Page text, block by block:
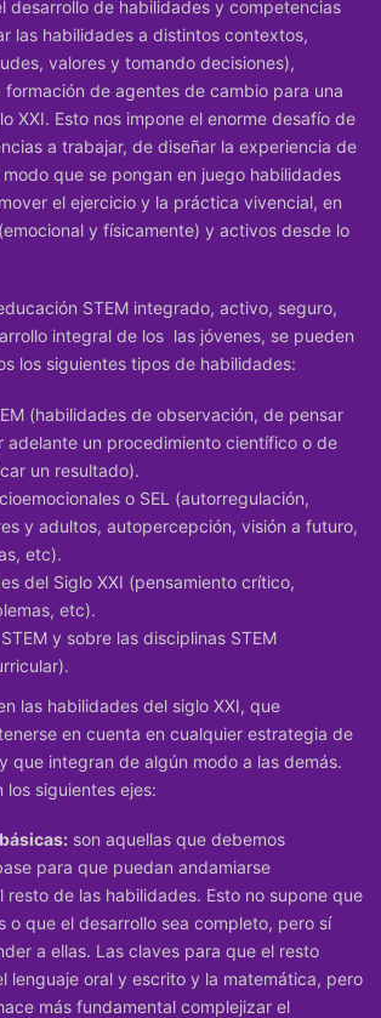
desarrollo de habilidades y competencias
las habilidades a distintos contextos,
valores y tomando decisiones),
de agentes de cambio para una
XXI. Esto nos impone el enorme desafío de
a trabajar, de diseñar la experiencia de
que se pongan en juego habilidades
el ejercicio y la práctica vivencial, en
y físicamente) y activos desde lo
STEM integrado, activo, seguro,
integral de los las jóvenes, se pueden
los siguientes tipos de habilidades:
(habilidades de observación, de pensar
adelante un procedimiento científico o de
un resultado).
o SEL (autorregulación,
y adultos, autopercepción, visión a futuro,
etc).
del Siglo XXI (pensamiento crítico,
etc).
y sobre las disciplinas STEM
las habilidades del siglo XXI, que
en cuenta en cualquier estrategia de
que integran de algún modo a las demás.
los siguientes ejes:
son aquellas que debemos
para que puedan andamiarse
resto de las habilidades. Esto no supone que
o que el desarrollo sea completo, pero sí
a ellas. Las claves para que el resto
lenguaje oral y escrito y la matemática, pero
más fundamental complejizar el